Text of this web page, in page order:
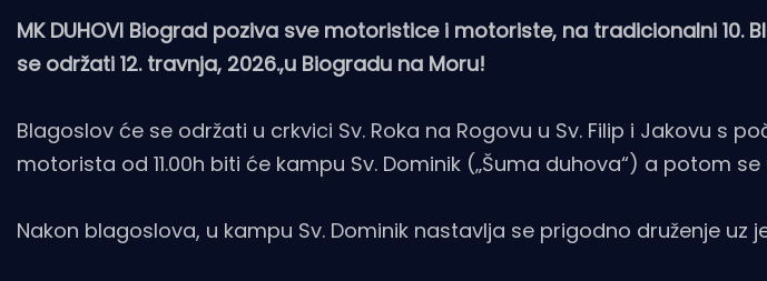
MK DUHOVI Biograd poziva sve motoristice i motoriste, na tradicionalni 10.
se održati 12. travnja, 2026.,u Biogradu na Moru!
Blagoslov će se održati u crkvici Sv. Roka na Rogovu u Sv. Filip i Jakovu s
motorista od 11.00h biti će kampu Sv. Dominik („Šuma duhova“) a potom
Nakon blagoslova, u kampu Sv. Dominik nastavlja se prigodno druženje uz